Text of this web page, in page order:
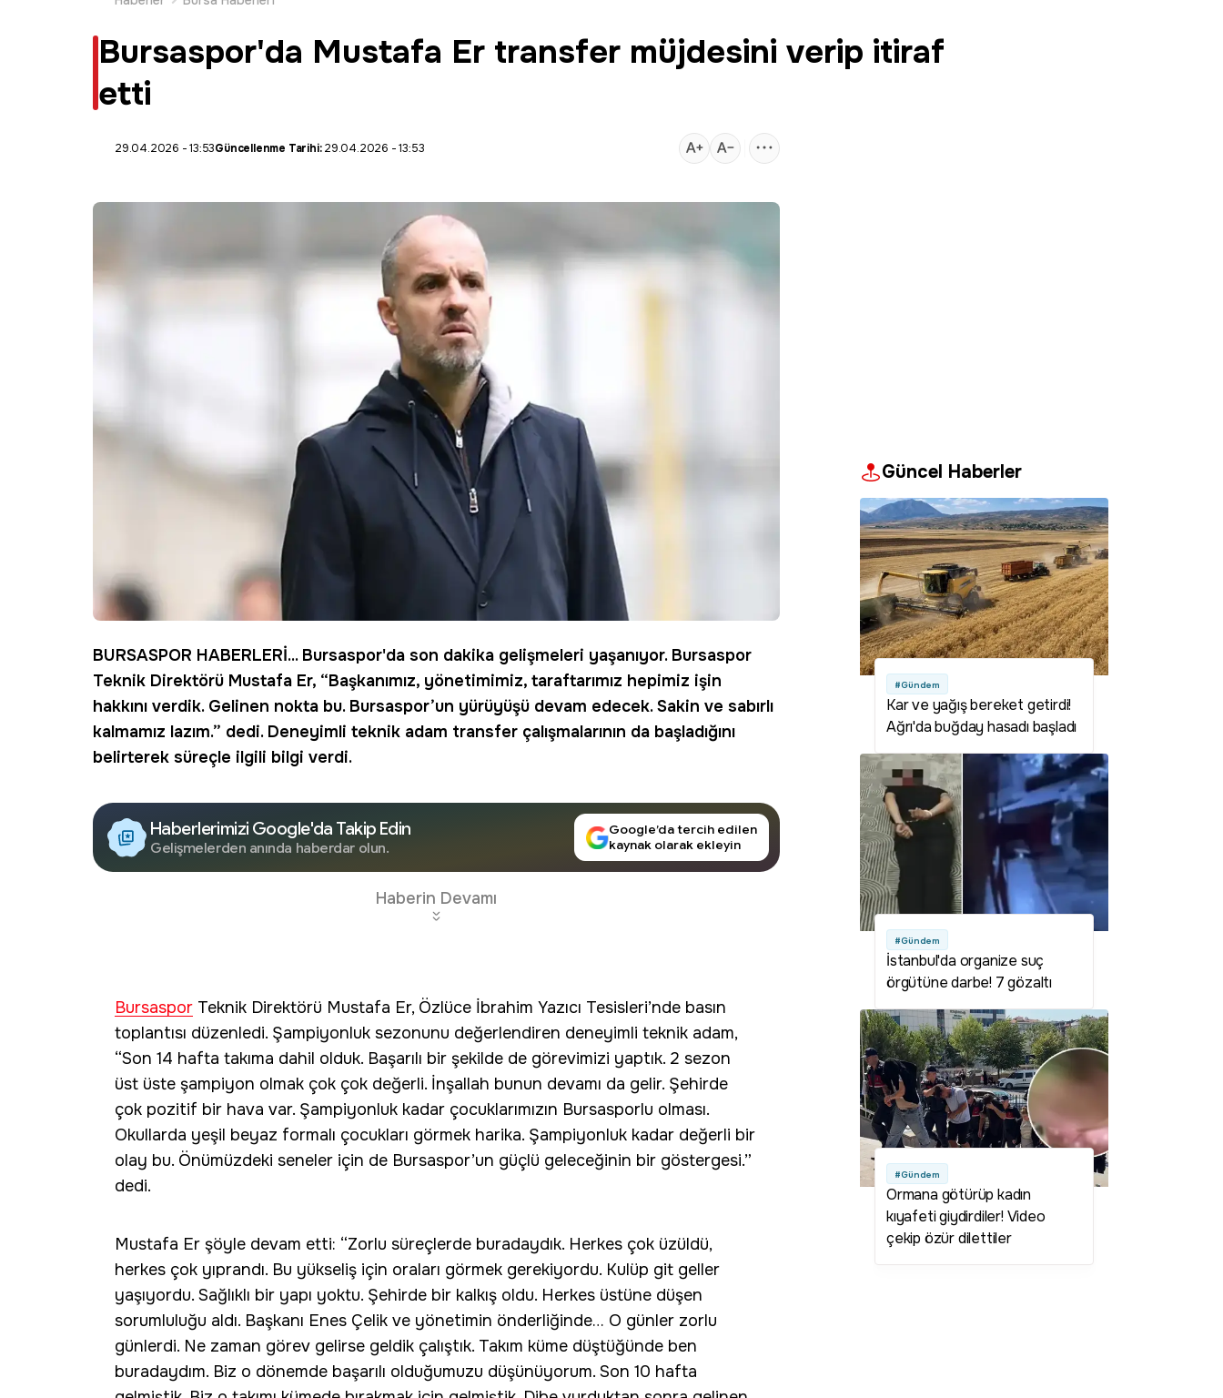
Bursaspor'da Mustafa Er transfer müjdesini verip itiraf
etti
29.04.2026 - 13:53Güncellenme Tarihi:29.04.2026 - 13:53
BURSASPOR HABERLERİ... Bursaspor'da son dakika gelişmeleri yaşanıyor. Bursaspor
Teknik Direktörü Mustafa Er, “Başkanımız, yönetimimiz, taraftarımız hepimiz işin
hakkını verdik. Gelinen nokta bu. Bursaspor’un yürüyüşü devam edecek. Sakin ve sabırlı
kalmamız lazım.” dedi. Deneyimli teknik adam transfer çalışmalarının da başladığını
belirterek süreçle ilgili bilgi verdi.
Haberlerimizi Google'da Takip Edin
Gelişmelerden anında haberdar olun.
Google’da tercih edilen
kaynak olarak ekleyin
Haberin Devamı
Bursaspor Teknik Direktörü Mustafa Er, Özlüce İbrahim Yazıcı Tesisleri’nde basın
toplantısı düzenledi. Şampiyonluk sezonunu değerlendiren deneyimli teknik adam,
“Son 14 hafta takıma dahil olduk. Başarılı bir şekilde de görevimizi yaptık. 2 sezon
üst üste şampiyon olmak çok çok değerli. İnşallah bunun devamı da gelir. Şehirde
çok pozitif bir hava var. Şampiyonluk kadar çocuklarımızın Bursasporlu olması.
Okullarda yeşil beyaz formalı çocukları görmek harika. Şampiyonluk kadar değerli bir
olay bu. Önümüzdeki seneler için de Bursaspor’un güçlü geleceğinin bir göstergesi.”
dedi.
Mustafa Er şöyle devam etti: “Zorlu süreçlerde buradaydık. Herkes çok üzüldü,
herkes çok yıprandı. Bu yükseliş için oraları görmek gerekiyordu. Kulüp git geller
yaşıyordu. Sağlıklı bir yapı yoktu. Şehirde bir kalkış oldu. Herkes üstüne düşen
sorumluluğu aldı. Başkanı Enes Çelik ve yönetimin önderliğinde… O günler zorlu
günlerdi. Ne zaman görev gelirse geldik çalıştık. Takım küme düştüğünde ben
buradaydım. Biz o dönemde başarılı olduğumuzu düşünüyorum. Son 10 hafta
Güncel Haberler
#Gündem
Kar ve yağış bereket getirdi!
Ağrı'da buğday hasadı başladı
#Gündem
İstanbul'da organize suç
örgütüne darbe! 7 gözaltı
#Gündem
Ormana götürüp kadın
kıyafeti giydirdiler! Video
çekip özür dilettiler